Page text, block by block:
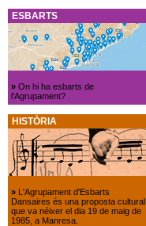
ESBARTS
»On hi ha esbarts de
l’Agrupament?
HISTÒRIA
» L'Agrupament d'Esbarts
Dansaires és una proposta cultural
que va néixer el dia 19 de maig de
1985, a Manresa.